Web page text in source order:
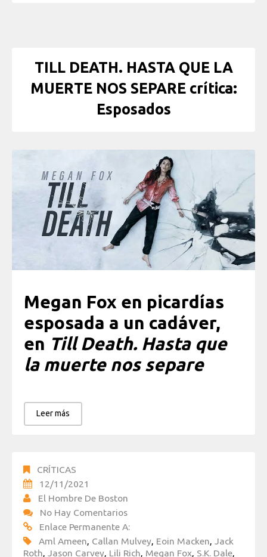
TILL DEATH. HASTA QUE LA
MUERTE NOS SEPARE crítica:
Esposados
Megan Fox en picardías
esposada a un cadáver,
en Till Death. Hasta que
la muerte nos separe
Leer más
CRÍTICAS
12/11/2021
El Hombre De Boston
No Hay Comentarios
Enlace Permanente A:
Aml Ameen, Callan Mulvey, Eoin Macken, Jack
Roth, Jason Carvey, Lili Rich, Megan Fox, S.K. Dale,